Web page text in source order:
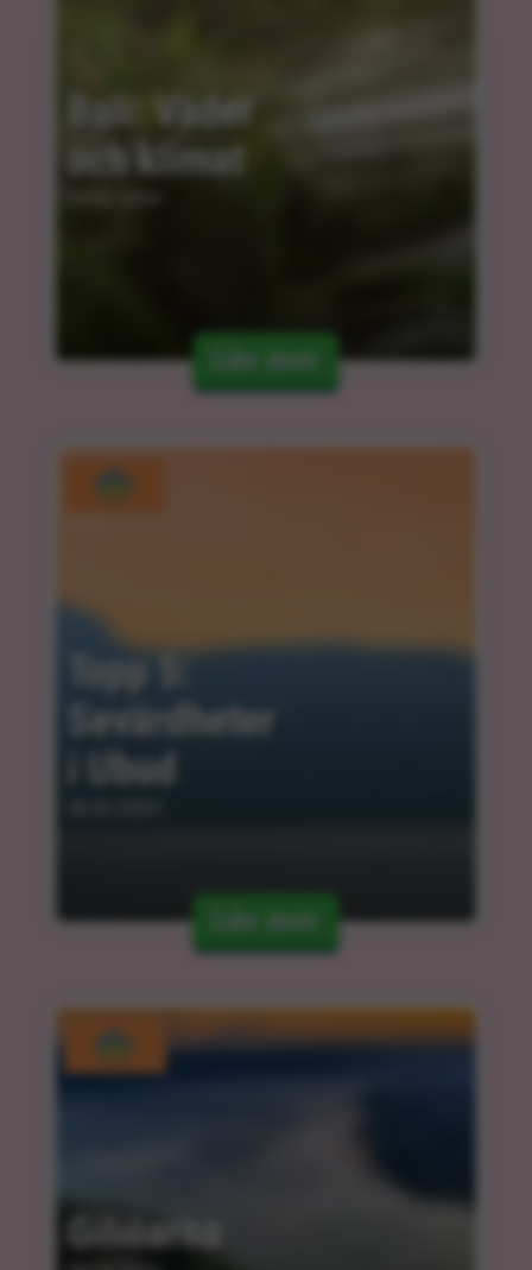
Bali: Väder
och klimat
Läs mer
Topp 5:
Sevärdheter
i Ubud
Läs mer
Giliöarna